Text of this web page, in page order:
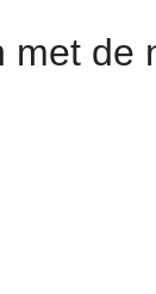
met de